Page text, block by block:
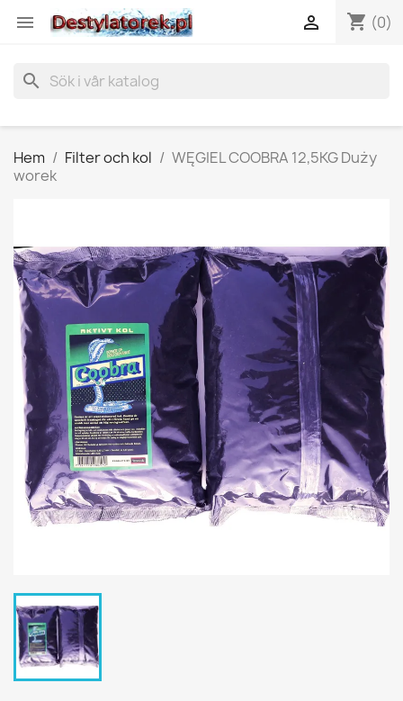
 shopping_cart (0)

search
Hem Filter och kol
WĘGIEL COOBRA 12,5KG Duży
worek